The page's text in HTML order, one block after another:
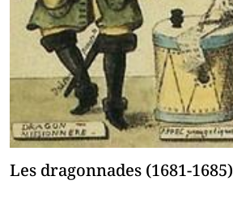
Les dragonnades (1681-1685)